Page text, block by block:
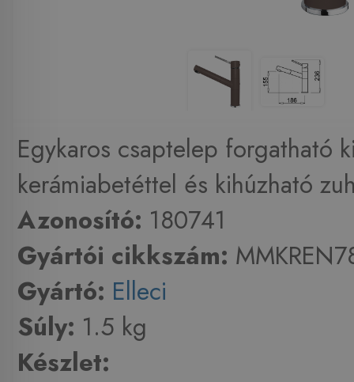
Egykaros csaptelep forgatható
kerámiabetéttel és kihúzható
Azonosító: 180741
Gyártói cikkszám:
Gyártó: Elleci
Súly: 1.5 kg
Készlet: